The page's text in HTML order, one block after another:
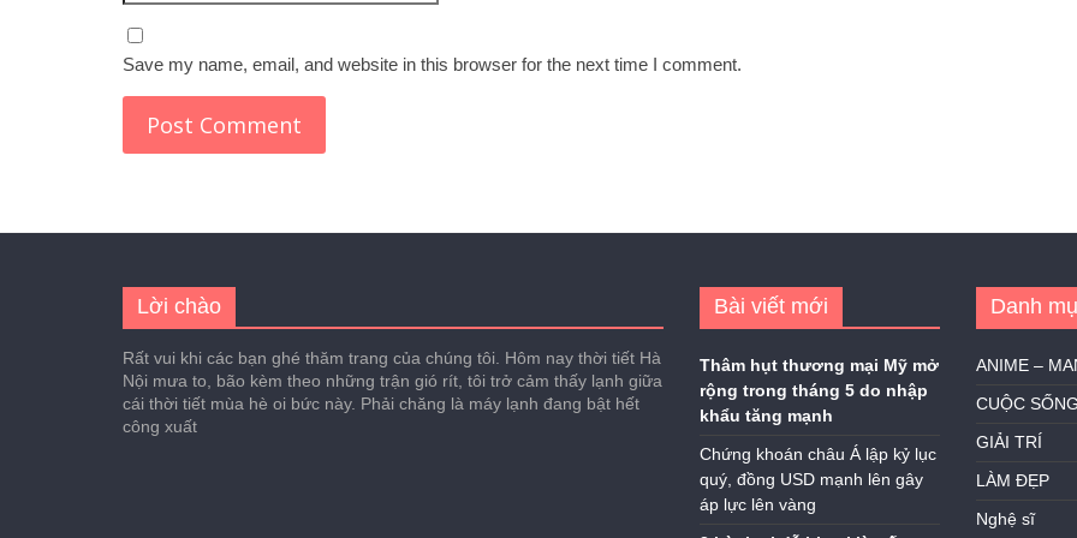
Save my name, email, and website in this browser for the next time I comment.
Lời chào
Rất vui khi các bạn ghé thăm trang của chúng tôi. Hôm nay thời tiết Hà
Nội mưa to, bão kèm theo những trận gió rít, tôi trở cảm thấy lạnh giữa
cái thời tiết mùa hè oi bức này. Phải chăng là máy lạnh đang bật hết
công xuất
Bài viết mới
Thâm hụt thương mại Mỹ mở
rộng trong tháng 5 do nhập
khẩu tăng mạnh
Chứng khoán châu Á lập kỷ lục
quý, đồng USD mạnh lên gây
áp lực lên vàng
Danh
ANIME –
CUỘC SỐNG
GIẢI TRÍ
LÀM ĐẸP
Nghệ sĩ